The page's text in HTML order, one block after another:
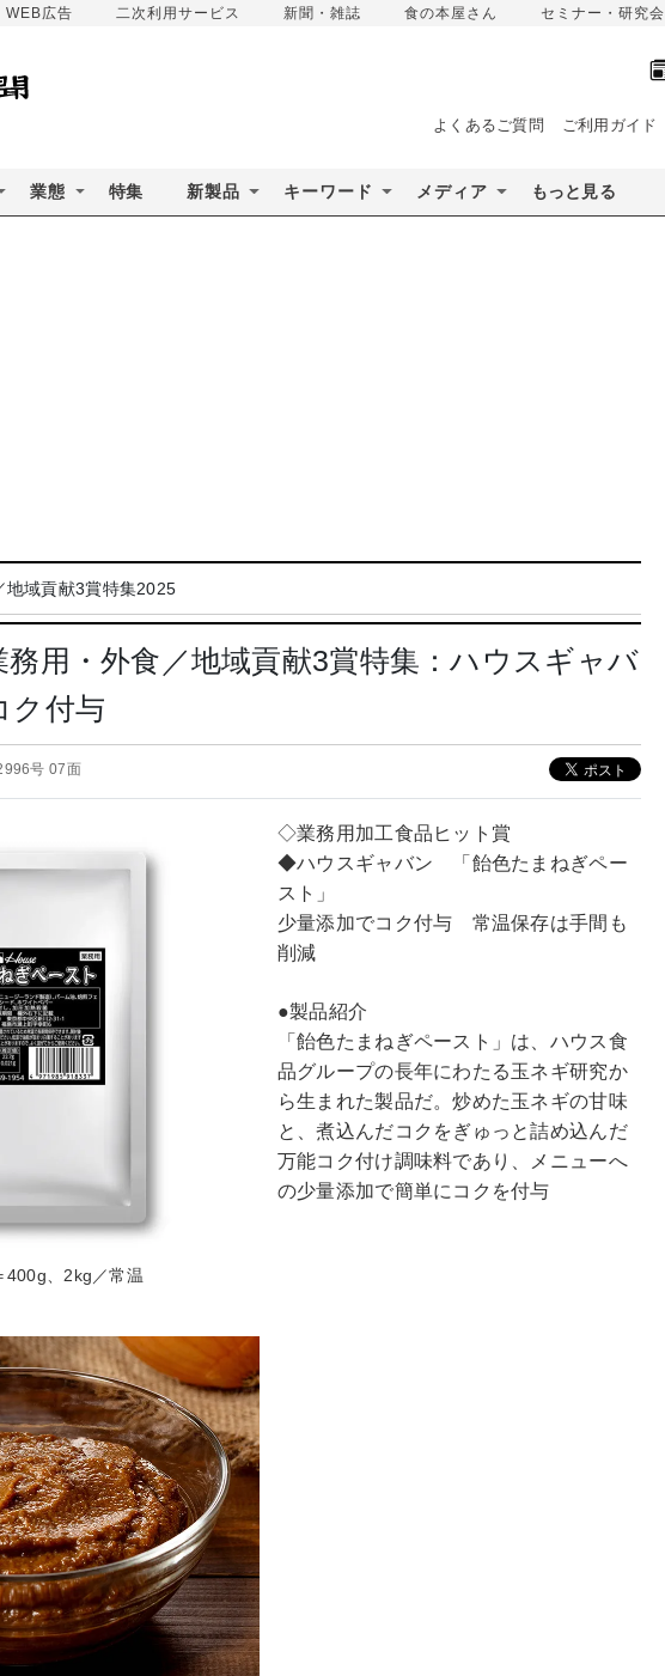
WEB広告 二次利用サービス 新聞・雑誌 食の本屋さん セミナー・研究会
よくあるご質問 ご利用ガイド
業態 特集 新製品 キーワード メディア もっと見る
地域貢献3賞特集2025
務用・外食／地域貢献3賞特集：ハウスギャバ
付与
号 07面
、2kg／常温
◇業務用加工食品ヒット賞
◆ハウスギャバン 「飴色たまねぎペー
スト」
少量添加でコク付与 常温保存は手間も
削減
●製品紹介
「飴色たまねぎペースト」は、ハウス食
品グループの長年にわたる玉ネギ研究か
ら生まれた製品だ。炒めた玉ネギの甘味
と、煮込んだコクをぎゅっと詰め込んだ
万能コク付け調味料であり、メニューへ
の少量添加で簡単にコクを付与